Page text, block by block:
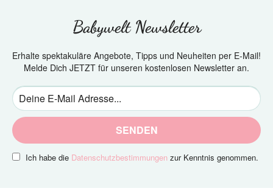
Babywelt Newsletter
Erhalte spektakuläre Angebote, Tipps und Neuheiten per E-Mail!
Melde Dich JETZT für unseren kostenlosen Newsletter an.
SENDEN
Ich habe die Datenschutzbestimmungen zur Kenntnis genommen.